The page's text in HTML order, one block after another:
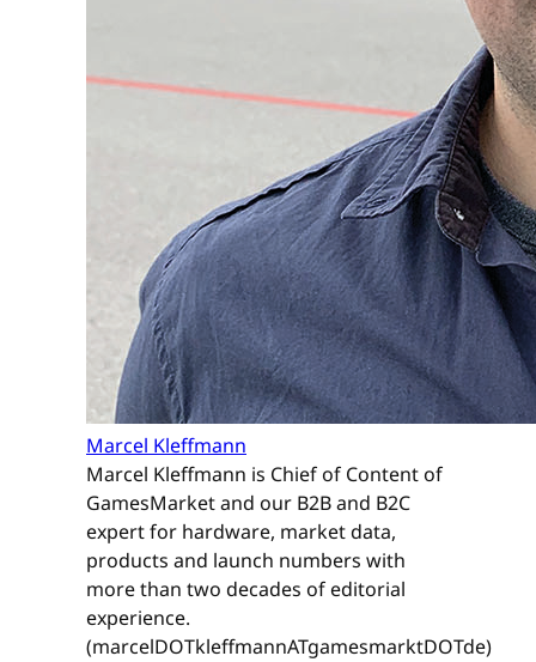
Marcel Kleffmann
Marcel Kleffmann is Chief of Content of
GamesMarket and our B2B and B2C
expert for hardware, market data,
products and launch numbers with
more than two decades of editorial
experience.
(marcelDOTkleffmannATgamesmarktDOTde)